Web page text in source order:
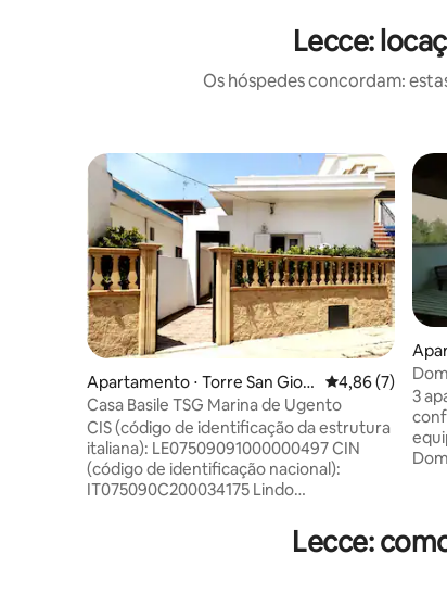
Lecce:
Os hóspedes concordam:
Apartamento ⋅ Torre San Giov
anni
4,86 de uma
4,86 (7)
Casa Basile TSG Marina de Ugento
CIS (código de identificação da estrutura
italiana): LE07509091000000497 CIN
(código de identificação nacional):
IT075090C200034175 Lindo
San Giovanni Marina di Ugento composto
por um quarto com uma cama de casal e
3
Lecce: